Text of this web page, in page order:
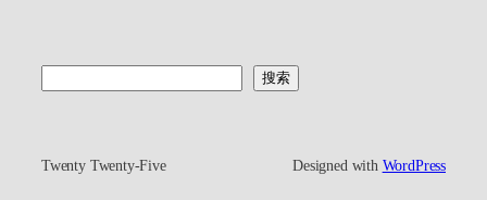
搜索
Twenty Twenty-Five Designed with WordPress